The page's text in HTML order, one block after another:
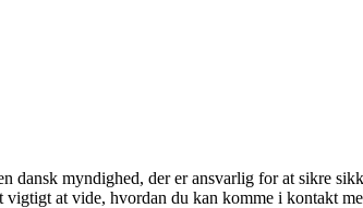
myndighed, der er ansvarlig for at sikre
at vide, hvordan du kan komme i kontakt